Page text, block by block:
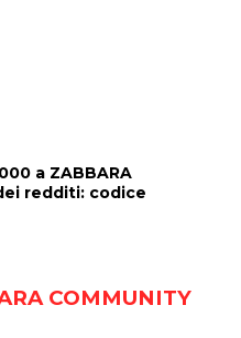
a ZABBARA
redditi: codice
COMMUNITY